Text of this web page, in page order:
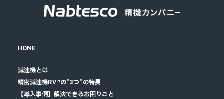
HOME
減速機とは
精密減速機RV™の”3つ”の特長
【導入事例】解決できるお困りごと